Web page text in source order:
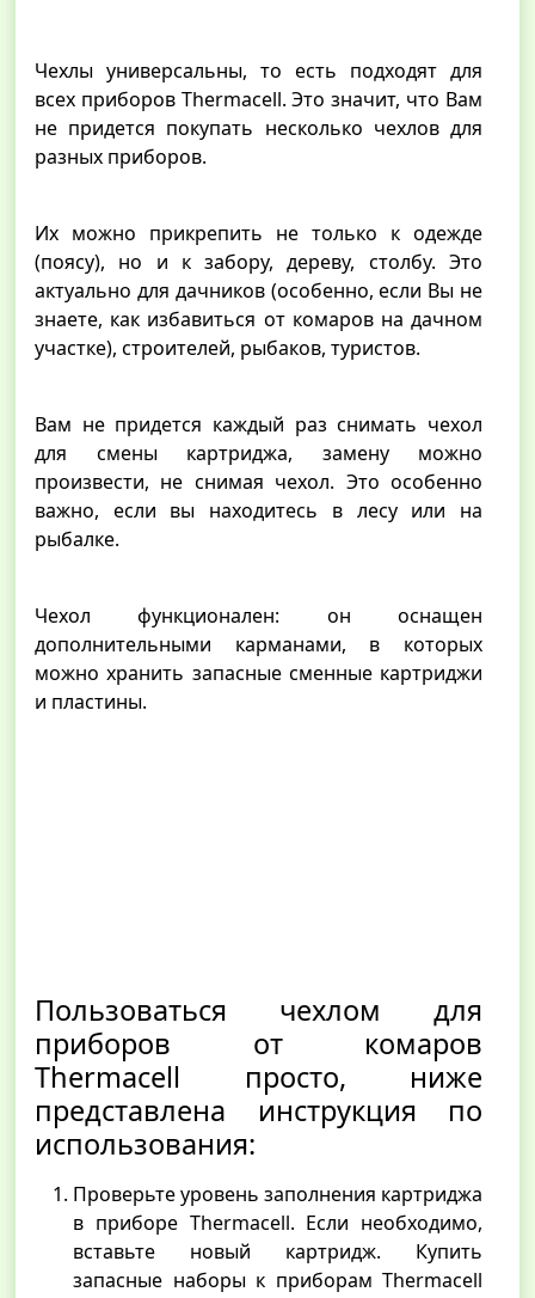
Чехлы универсальны, то есть подходят для
всех приборов Thermacell. Это значит, что Вам
не придется покупать несколько чехлов для
разных приборов.
Их можно прикрепить не только к одежде
(поясу), но и к забору, дереву, столбу. Это
актуально для дачников (особенно, если Вы не
знаете, как избавиться от комаров на дачном
участке), строителей, рыбаков, туристов.
Вам не придется каждый раз снимать чехол
для смены картриджа, замену можно
произвести, не снимая чехол. Это особенно
важно, если вы находитесь в лесу или на
рыбалке.
Чехол функционален: он оснащен
дополнительными карманами, в которых
можно хранить запасные сменные картриджи
и пластины.
Пользоваться чехлом для
приборов от комаров
Thermacell просто, ниже
представлена инструкция по
использования:
Проверьте уровень заполнения картриджа
в приборе Thermacell. Если необходимо,
вставьте новый картридж. Купить
запасные наборы к приборам Thermacell